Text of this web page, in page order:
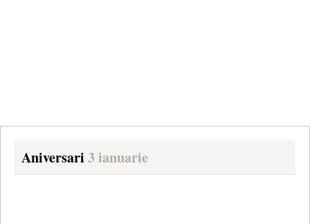
Aniversari 3 ianuarie